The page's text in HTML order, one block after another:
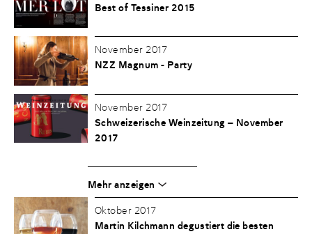
Best of Tessiner 2015
November 2017
NZZ Magnum - Party
November 2017
Schweizerische Weinzeitung – November
2017
Mehr anzeigen
Oktober 2017
Martin Kilchmann degustiert die besten